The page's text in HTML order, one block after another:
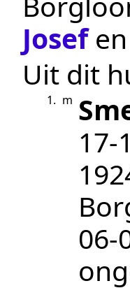
Josefen
Uit dit
1. m